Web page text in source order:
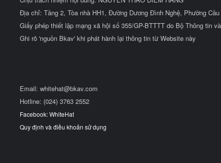
Địa chỉ: Tầng 2, Tòa nhà HH1, Đường Dương Đình Nghệ, Phường
Giấy phép thiết lập mạng xã hội số 355/GP-BTTTT do Bộ Thông tin
Ghi rõ 'nguồn Bkav' khi phát hành lại thông tin từ Website này
Email: whitehat@bkav.com
Hotline: (024) 3763 2552
Facebook: WhiteHat
Quy định và điều khoản sử dụng